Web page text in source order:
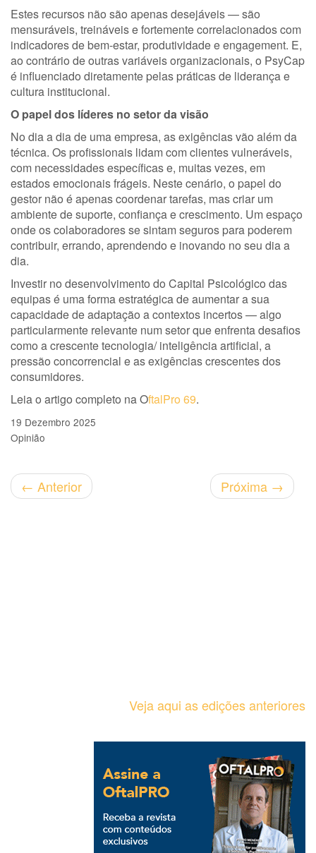
Estes recursos não são apenas desejáveis — são
mensuráveis, treináveis e fortemente correlacionados com
indicadores de bem-estar, produtividade e engagement. E,
ao contrário de outras variáveis organizacionais, o PsyCap
é influenciado diretamente pelas práticas de liderança e
cultura institucional.
O papel dos líderes no setor da visão
No dia a dia de uma empresa, as exigências vão além da
técnica. Os profissionais lidam com clientes vulneráveis,
com necessidades específicas e, muitas vezes, em
estados emocionais frágeis. Neste cenário, o papel do
gestor não é apenas coordenar tarefas, mas criar um
ambiente de suporte, confiança e crescimento. Um espaço
onde os colaboradores se sintam seguros para poderem
contribuir, errando, aprendendo e inovando no seu dia a
dia.
Investir no desenvolvimento do Capital Psicológico das
equipas é uma forma estratégica de aumentar a sua
capacidade de adaptação a contextos incertos — algo
particularmente relevante num setor que enfrenta desafios
como a crescente tecnologia/ inteligência artificial, a
pressão concorrencial e as exigências crescentes dos
consumidores.
Leia o artigo completo na OftalPro 69.
19 Dezembro 2025
Opinião
← Anterior Próxima →
Veja aqui as edições anteriores